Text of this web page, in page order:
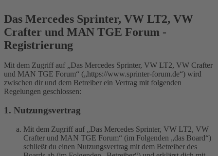
Das Mercedes Sprinter, VW LT2, VW
Crafter und MAN TGE Forum -
Registrierung
Mit dem Zugriff auf „Das Mercedes Sprinter, VW LT2, VW Crafter
und MAN TGE Forum“ („https://www.sprinter-forum.de“) wird
zwischen dir und dem Betreiber ein Vertrag mit folgenden
Regelungen geschlossen:
1. Nutzungsvertrag
Mit dem Zugriff auf „Das Mercedes Sprinter, VW LT2, VW
Crafter und MAN TGE Forum“ (im Folgenden „das Board“)
schließt du einen Nutzungsvertrag mit dem Betreiber des